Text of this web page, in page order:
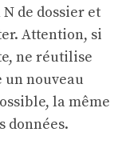
de dossier et
Attention, si
ne réutilise
un nouveau
la même
données.